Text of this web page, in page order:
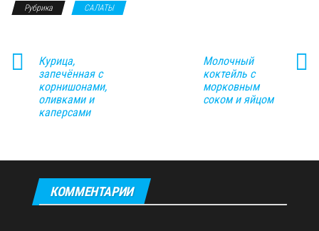
Рубрика САЛАТЫ
Курица,
запечённая с
корнишонами,
оливками и
каперсами
Молочный
коктейль с
морковным
соком и яйцом
КОММЕНТАРИИ